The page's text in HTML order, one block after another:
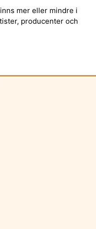
mer eller mindre i
producenter och